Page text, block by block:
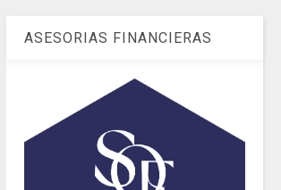
ASESORIAS FINANCIERAS